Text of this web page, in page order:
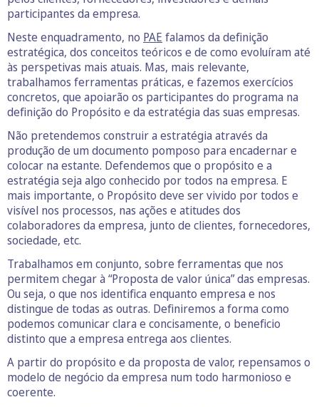
participantes da empresa.
Neste enquadramento, no PAE falamos da definição
estratégica, dos conceitos teóricos e de como evoluíram até
às perspetivas mais atuais. Mas, mais relevante,
trabalhamos ferramentas práticas, e fazemos exercícios
concretos, que apoiarão os participantes do programa na
definição do Propósito e da estratégia das suas empresas.
Não pretendemos construir a estratégia através da
produção de um documento pomposo para encadernar e
colocar na estante. Defendemos que o propósito e a
estratégia seja algo conhecido por todos na empresa. E
mais importante, o Propósito deve ser vivido por todos e
visível nos processos, nas ações e atitudes dos
colaboradores da empresa, junto de clientes, fornecedores,
sociedade, etc.
Trabalhamos em conjunto, sobre ferramentas que nos
permitem chegar à “Proposta de valor única” das empresas.
Ou seja, o que nos identifica enquanto empresa e nos
distingue de todas as outras. Definiremos a forma como
podemos comunicar clara e concisamente, o beneficio
distinto que a empresa entrega aos clientes.
A partir do propósito e da proposta de valor, repensamos o
modelo de negócio da empresa num todo harmonioso e
coerente.